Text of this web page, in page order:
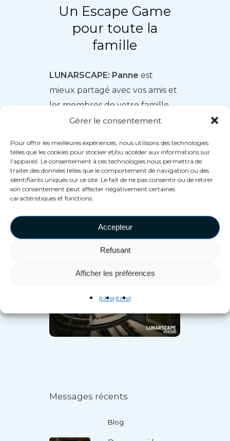
Gérer le consentement
Pour offrir les meilleures expériences, nous utilisons des technologies
telles que les cookies pour stocker et/ou accéder aux informations sur
l'appareil. Le consentement à ces technologies nous permettra de
traiter des données telles que le comportement de navigation ou des
identifiants uniques sur ce site. Le fait de ne pas consentir ou de retirer
son consentement peut affecter négativement certaines
caractéristiques et fonctions.
Accepteur
Refusant
Afficher les préférences
{titre}{titre}
Un Escape Game
pour toute la
famille
LUNARSCAPE: Panne est
mieux partagé avec vos amis et
les membres de votre famille.
Grâce àVEX AdventureAvec les
de, vivez une expérience
inoubliable qui vous fera
ramper dans des conduits d'air
remplis de vent, éviter des
résoudre des énigmes en
équipe !
Messages récents
Blog